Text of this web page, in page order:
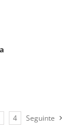
4 Seguinte